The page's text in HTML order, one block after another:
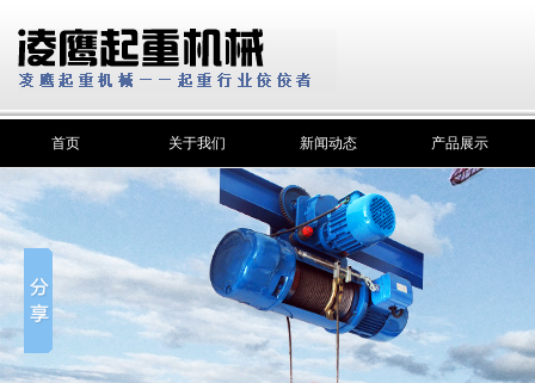
首页 关于我们 新闻动态 产品展示